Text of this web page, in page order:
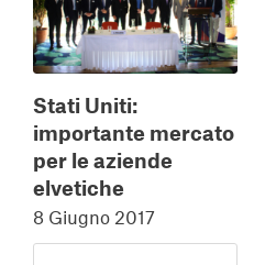
Stati Uniti:
importante mercato
per le aziende
elvetiche
8 Giugno 2017